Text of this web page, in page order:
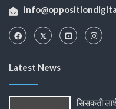
Latest News
सिसकती